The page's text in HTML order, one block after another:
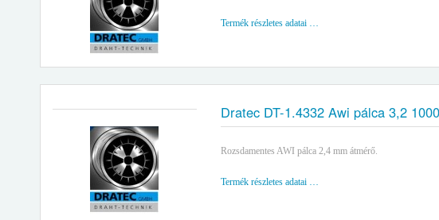
Termék részletes adatai …
Dratec DT-1.4332 Awi pálca 3,2
Rozsdamentes AWI pálca 2,4 mm átmérő.
Termék részletes adatai …